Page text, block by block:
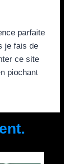
parfaite
je fais de
ce site
piochant